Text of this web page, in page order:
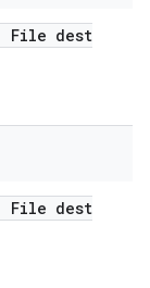
File dest
File dest